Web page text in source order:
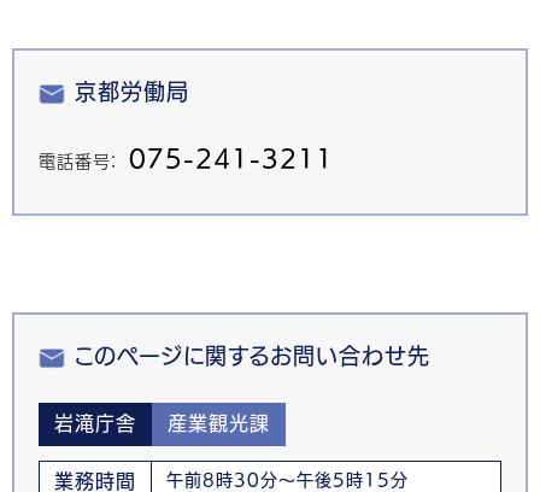
京都労働局
電話番号： 075-241-3211
このページに関するお問い合わせ先
岩滝庁舎 産業観光課
業務時間 午前8時30分～午後5時15分